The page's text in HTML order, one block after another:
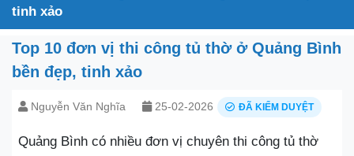
tinh xảo
Top 10 đơn vị thi công tủ thờ ở Quảng Bình
bền đẹp, tinh xảo
Nguyễn Văn Nghĩa 25-02-2026 ĐÃ KIỂM DUYỆT
Quảng Bình có nhiều đơn vị chuyên thi công tủ thờ